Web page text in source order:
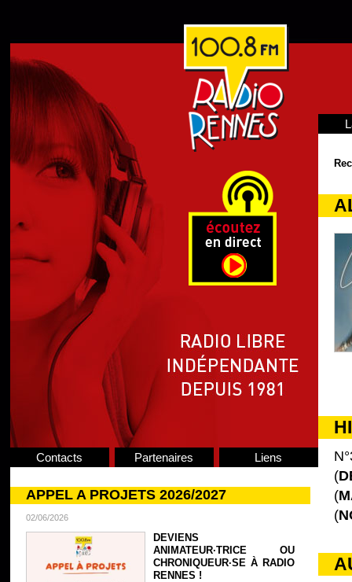
Contacts Partenaires Liens
APPEL A PROJETS 2026/2027
02/06/2026
DEVIENS
ANIMATEUR·TRICE OU
CHRONIQUEUR·SE À RADIO
RENNES !
(
(
(